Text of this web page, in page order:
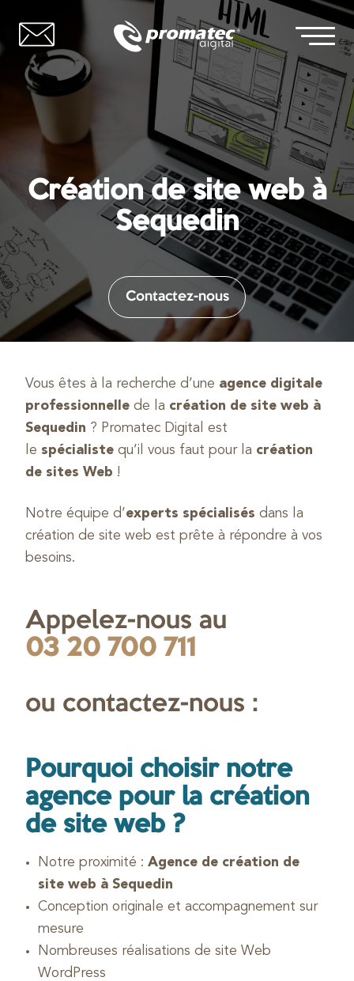
Création de site web à
Sequedin
Contactez-nous
Vous êtes à la recherche d’une agence digitale
professionnelle de la création de site web à
Sequedin ? Promatec Digital est
le spécialiste qu’il vous faut pour la création
de sites Web !
Notre équipe d’experts spécialisés dans la
création de site web est prête à répondre à vos
besoins.
Appelez-nous au
03 20 700 711
ou contactez-nous :
Pourquoi choisir notre
agence pour la création
de site web ?
Notre proximité : Agence de création de
site web à Sequedin
Conception originale et accompagnement sur
mesure
Nombreuses réalisations de site Web
WordPress